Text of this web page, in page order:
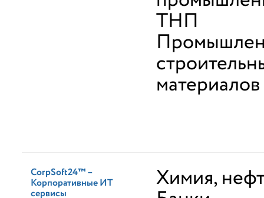
ТНП
материалов
CorpSoft24™ –
Корпоративные ИТ
сервисы
Химия,